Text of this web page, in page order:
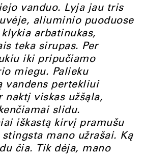
vanduo. Lyja jau tris
aliuminio puoduose
arbatinukas,
teka sirupas. Per
iki pripučiamo
miegu. Palieku
vandens pertekliui
viskas užšąla,
slidu.
iškastą kirvį pramušu
mano užrašai. Ką
čia. Tik dėja, mano